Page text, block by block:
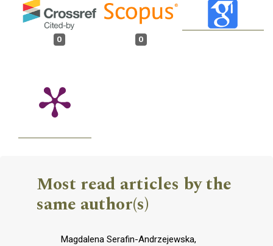
0 0
Most read articles by the
same author(s)
Magdalena Serafin-Andrzejewska,